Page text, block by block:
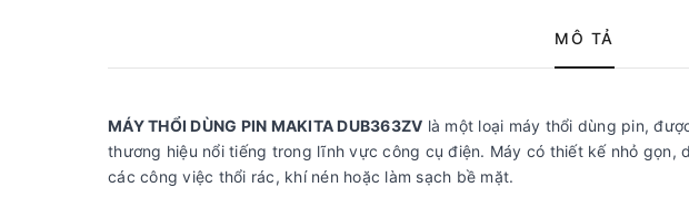
MÔ TẢ
MÁY THỔI DÙNG PIN MAKITA DUB363ZV là một loại máy thổi dùng pin,
thương hiệu nổi tiếng trong lĩnh vực công cụ điện. Máy có thiết kế nhỏ gọn,
các công việc thổi rác, khí nén hoặc làm sạch bề mặt.